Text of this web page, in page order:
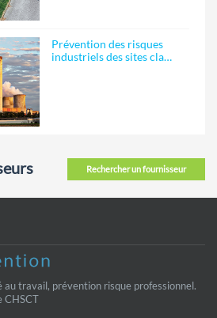
Prévention des risques
industriels des sites cla…
Rechercher un fournisseur
travail, prévention risque professionnel.
CHSCT